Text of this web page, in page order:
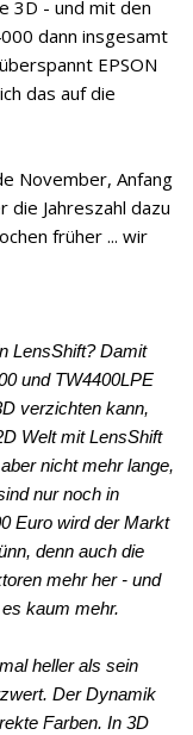
3D - und mit den
dann insgesamt
EPSON
das auf die
November, Anfang
die Jahreszahl dazu
früher ... wir
LensShift? Damit
und TW4400LPE
verzichten kann,
Welt mit LensShift
nicht mehr lange,
nur noch in
Euro wird der Markt
denn auch die
mehr her - und
kaum mehr.
heller als sein
Der Dynamik
Farben. In 3D